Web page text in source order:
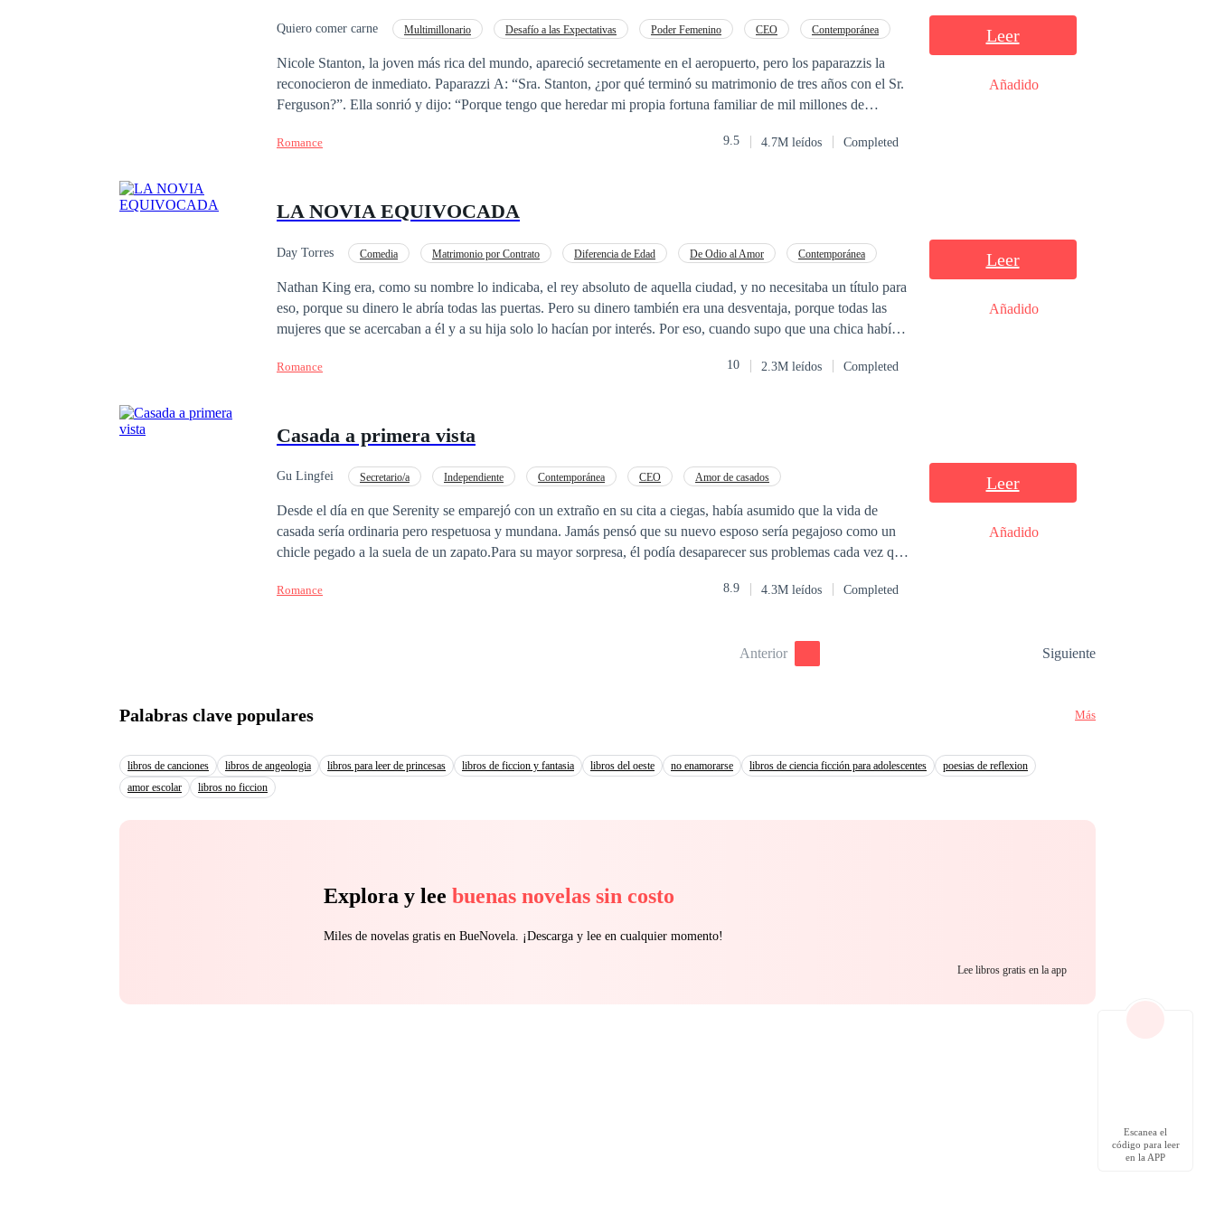
Quiero comer carne Multimillonario Desafío a las Expectativas Poder Femenino CEO
Contemporánea
Nicole Stanton, la joven más rica del mundo, apareció secretamente en el aeropuerto, pero los paparazzis la
reconocieron de inmediato. Paparazzi A: “Sra. Stanton, ¿por qué terminó su matrimonio de tres años con el Sr.
Ferguson?”. Ella sonrió y dijo: “Porque tengo que heredar mi propia fortuna familiar de mil millones de
Antes de que la heredera multimillonaria pudiera hablar, una voz seria llegó desde lejos. "No, son todas
Romance 9.5 4.7M leídos Completed
Leer
Añadido
LA NOVIA EQUIVOCADA
Day Torres Comedia Matrimonio por Contrato Diferencia de Edad De Odio al Amor
Contemporánea
Nathan King era, como su nombre lo indicaba, el rey absoluto de aquella ciudad, y no necesitaba un título para
eso, porque su dinero le abría todas las puertas. Pero su dinero también era una desventaja, porque todas las
mujeres que se acercaban a él y a su hija solo lo hacían por interés. Por eso, cuando supo que una chica había
cuidar de ella. Sus planes eran simples, recompensar a la mujer que había salvado a Sophia, casarse con ella y
novelas: 1. La novia equivocada. 2. Juegos de seducción. 3. Corazones atados. 4 Atracción peligrosa
Romance 10 2.3M leídos Completed
Leer
Añadido
Casada a primera vista
Gu Lingfei Secretario/a Independiente Contemporánea CEO
Amor de casados
Desde el día en que Serenity se emparejó con un extraño en su cita a ciegas, había asumido que la vida de
casada sería ordinaria pero respetuosa y mundana. Jamás pensó que su nuevo esposo sería pegajoso como un
chicle pegado a la suela de un zapato.Para su mayor sorpresa, él podía desaparecer sus problemas cada vez que
día vio una entrevista con un multimillonario local conocido por mimar a su esposa. Fue entonces cuando notó
Romance 8.9 4.3M leídos Completed
Leer
Añadido
Anterior Siguiente
Palabras clave populares Más
libros de canciones libros de angeologia libros para leer de princesas libros de ficcion y fantasia libros del oeste no enamorarse libros de ciencia ficción para adolescentes
poesias de reflexion
amor escolar
libros no ficcion
Explora y lee buenas novelas sin costo
Miles de novelas gratis en BueNovela. ¡Descarga y lee en cualquier momento!
Lee libros gratis en la app
Escanea el
código para leer
en la APP